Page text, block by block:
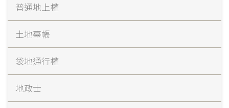
普通地上權
土地臺帳
袋地通行權
地政士